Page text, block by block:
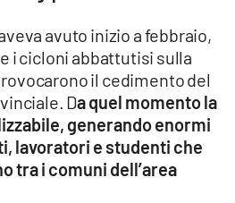
avuto inizio a febbraio,
i cicloni abbattutisi sulla
il cedimento del
Da quel momento la
generando enormi
lavoratori e studenti che
tra i comuni dell’area